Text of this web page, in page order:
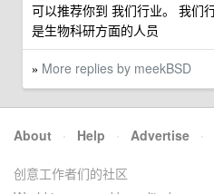
可以推荐你到 我们行业。 我们
是生物科研方面的人员
» More replies by meekBSD
About · Help · Advertise ·
创意工作者们的社区